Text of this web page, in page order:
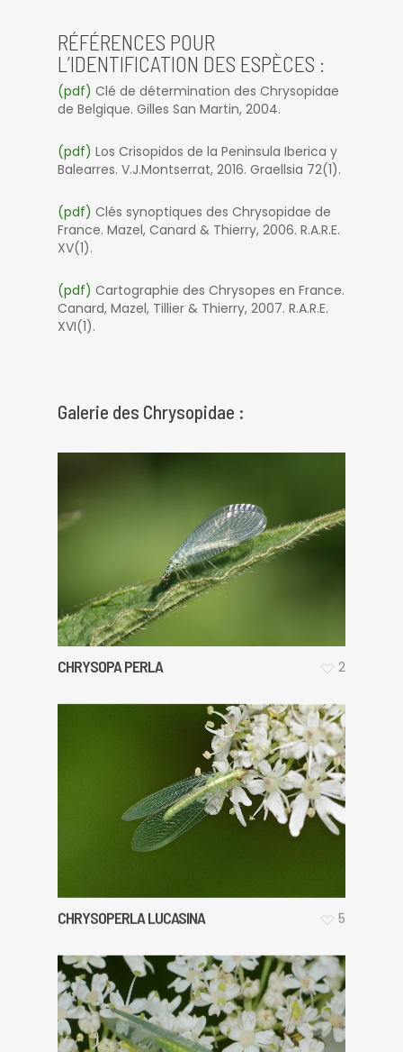
RÉFÉRENCES POUR
L’IDENTIFICATION DES ESPÈCES :
(pdf) Clé de détermination des Chrysopidae
de Belgique. Gilles San Martin, 2004.
(pdf)Los Crisopidos de la Peninsula Iberica y
Balearres. V.J.Montserrat, 2016. Graellsia 72(1).
(pdf) Clés synoptiques des Chrysopidae de
France. Mazel, Canard & Thierry, 2006. R.A.R.E.
XV(1).
(pdf) Cartographie des Chrysopes en France.
Canard, Mazel, Tillier & Thierry, 2007. R.A.R.E.
XVI(1).
Galerie des Chrysopidae :
CHRYSOPA PERLA 2
CHRYSOPERLA LUCASINA 5